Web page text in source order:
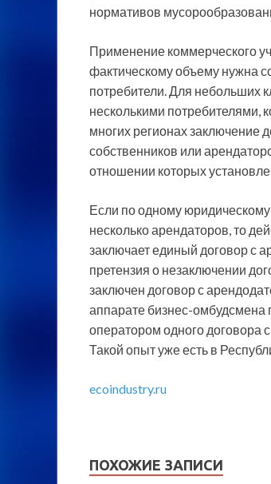
нормативов
Применение коммерческого
фактическому объему нужна
потребители. Для небольших
несколькими потребителями,
многих регионах заключение
собственников или
отношении которых
Если по одному
несколько арендаторов, то
заключает единый договор с
претензия о незаключении
заключен договор с
аппарате бизнес-омбудсмена
оператором одного договора
Такой опыт уже есть в
ecoindustry.ru
ПОХОЖИЕ ЗАПИСИ